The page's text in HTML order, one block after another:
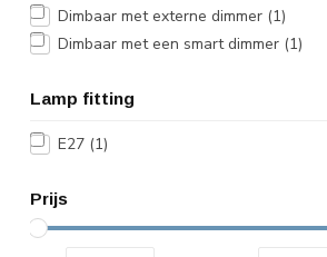
Dimbaar met externe dimmer (1)
Dimbaar met een smart dimmer (1)
Lamp fitting
E27 (1)
Prijs